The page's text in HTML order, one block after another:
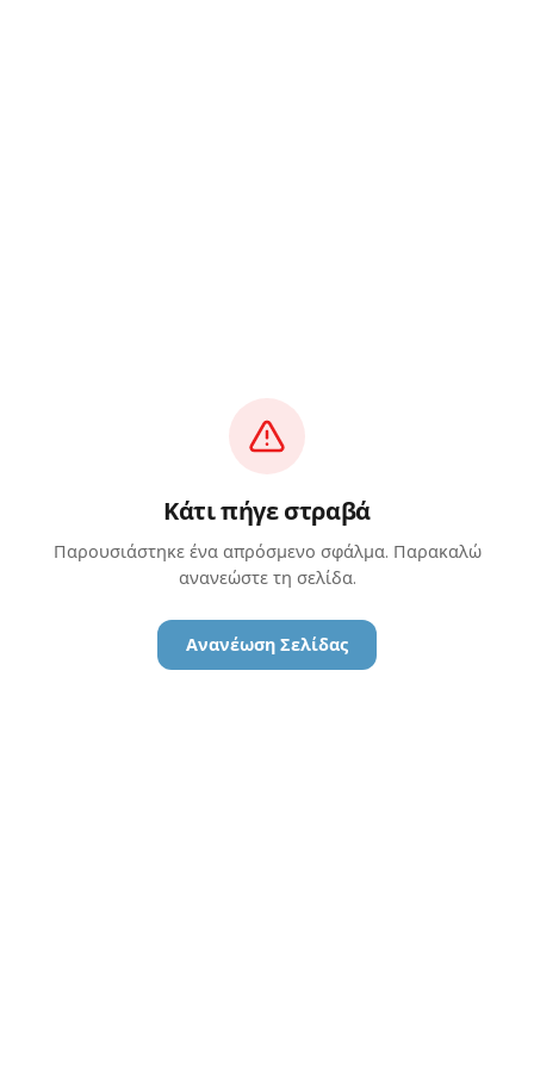
Κάτι πήγε στραβά
Παρουσιάστηκε ένα απρόσμενο σφάλμα. Παρακαλώ
ανανεώστε τη σελίδα.
Ανανέωση Σελίδας